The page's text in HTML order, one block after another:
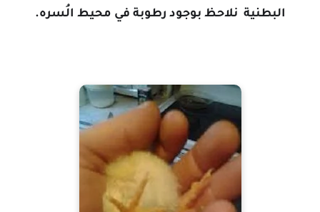
البطنية نلاحظ بوجود رطوبة في محيط الُسره.